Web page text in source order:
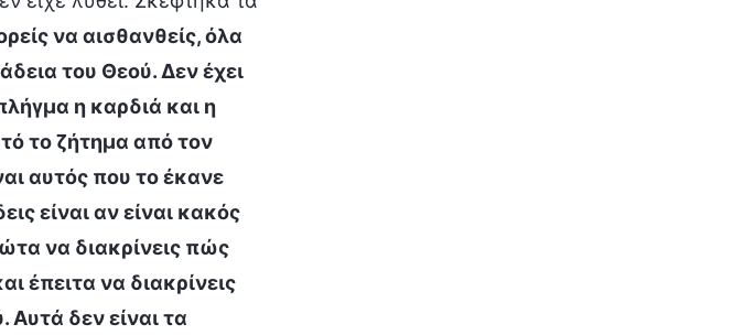
να αισθανθείς, όλα
του Θεού. Δεν έχει
η καρδιά και η
το ζήτημα από τον
αυτός που το έκανε
είναι αν είναι κακός
να διακρίνεις πώς
έπειτα να διακρίνεις
δεν είναι τα